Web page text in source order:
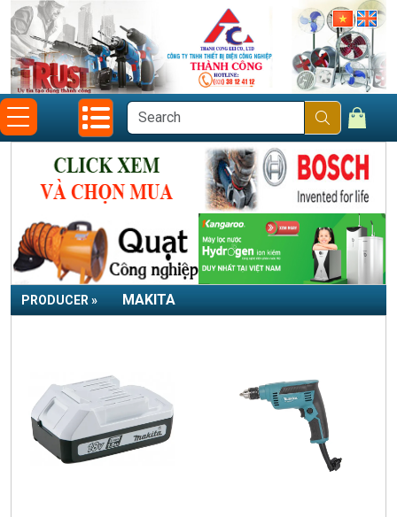
PRODUCER » MAKITA